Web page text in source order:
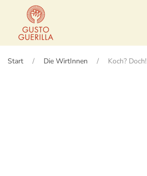
Zum Hauptinhalt springen
Start Die WirtInnen Koch? Doch!